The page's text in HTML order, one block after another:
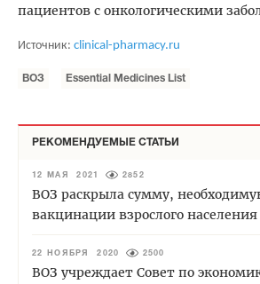
пациентов с онкологическими
Источник: clinical-pharmacy.ru
ВОЗ Essential Medicines List
РЕКОМЕНДУЕМЫЕ СТАТЬИ
12 МАЯ 2021 2852
ВОЗ раскрыла сумму,
вакцинации взрослого
22 НОЯБРЯ 2020 2500
ВОЗ учреждает Совет по